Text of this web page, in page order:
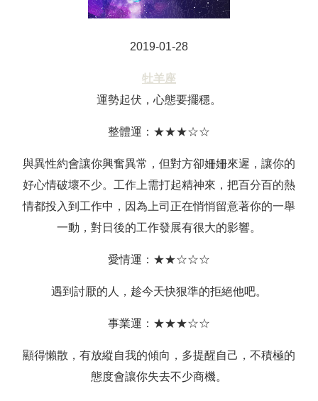
2019-01-28
牡羊座
運勢起伏，心態要擺穩。
整體運：★★★☆☆
與異性約會讓你興奮異常，但對方卻姍姍來遲，讓你的
好心情破壞不少。工作上需打起精神來，把百分百的熱
情都投入到工作中，因為上司正在悄悄留意著你的一舉
一動，對日後的工作發展有很大的影響。
愛情運：★★☆☆☆
遇到討厭的人，趁今天快狠準的拒絕他吧。
事業運：★★★☆☆
顯得懶散，有放縱自我的傾向，多提醒自己，不積極的
態度會讓你失去不少商機。